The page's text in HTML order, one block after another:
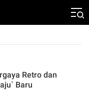
Retro dan
Baru